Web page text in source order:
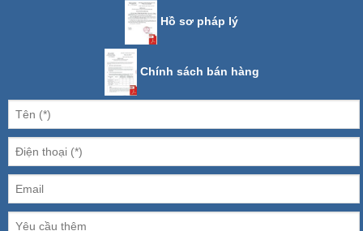
Hồ sơ pháp lý
Chính sách bán hàng